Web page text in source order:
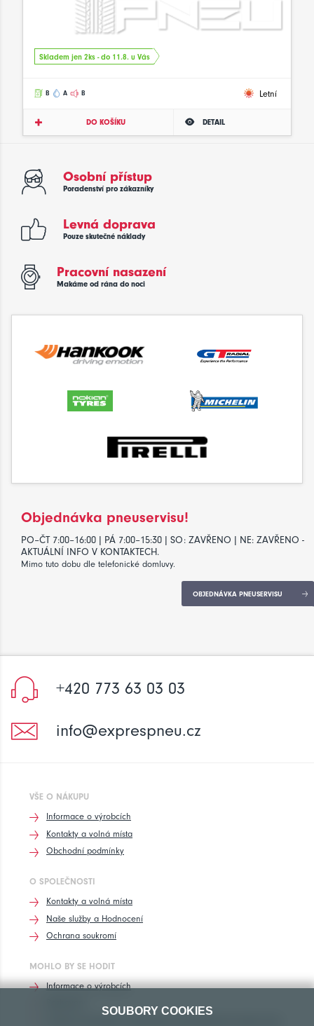
Skladem jen 2ks - do 11.8. u Vás
B A B Letní
DO KOŠÍKU DETAIL
Osobní přístup
Poradenství pro zákazníky
Levná doprava
Pouze skutečné náklady
Pracovní nasazení
Makáme od rána do noci
Objednávka pneuservisu!
PO–ČT 7:00–16:00 | PÁ 7:00–15:30 | SO: ZAVŘENO | NE: ZAVŘENO -
AKTUÁLNÍ INFO V KONTAKTECH.
Mimo tuto dobu dle telefonické domluvy.
OBJEDNÁVKA PNEUSERVISU
+420 773 63 03 03
info@exprespneu.cz
VŠE O NÁKUPU
Informace o výrobcích
Kontakty a volná místa
Obchodní podmínky
O SPOLEČNOSTI
Kontakty a volná místa
Naše služby a Hodnocení
Ochrana soukromí
MOHLO BY SE HODIT
Informace o výrobcích
SOUBORY COOKIES